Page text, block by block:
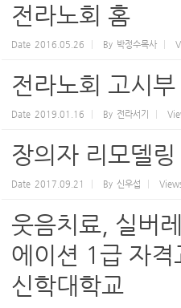
전라노회 홈
Date 2016.05.26 By 박정수목사
전라노회 고시
Date 2019.01.16 By 전라서기
장의자 리모델
Date 2017.09.21 By 신우섭
웃음치료, 실버
에이션 1급 자
신학대학교